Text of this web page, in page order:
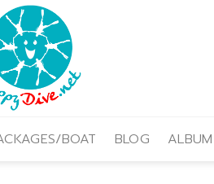
BOAT BLOG ALBUM